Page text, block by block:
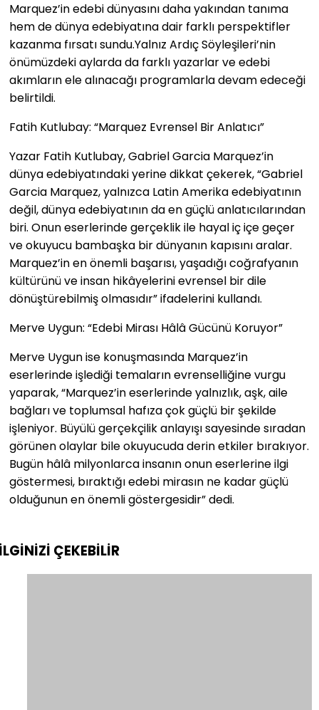
Marquez’in edebi dünyasını daha yakından tanıma
hem de dünya edebiyatına dair farklı perspektifler
kazanma fırsatı sundu.Yalnız Ardıç Söyleşileri’nin
önümüzdeki aylarda da farklı yazarlar ve edebi
akımların ele alınacağı programlarla devam edeceği
belirtildi.
Fatih Kutlubay: “Marquez Evrensel Bir Anlatıcı”
Yazar Fatih Kutlubay, Gabriel Garcia Marquez’in
dünya edebiyatındaki yerine dikkat çekerek, “Gabriel
Garcia Marquez, yalnızca Latin Amerika edebiyatının
değil, dünya edebiyatının da en güçlü anlatıcılarından
biri. Onun eserlerinde gerçeklik ile hayal iç içe geçer
ve okuyucu bambaşka bir dünyanın kapısını aralar.
Marquez’in en önemli başarısı, yaşadığı coğrafyanın
kültürünü ve insan hikâyelerini evrensel bir dile
dönüştürebilmiş olmasıdır” ifadelerini kullandı.
Merve Uygun: “Edebi Mirası Hâlâ Gücünü Koruyor”
Merve Uygun ise konuşmasında Marquez’in
eserlerinde işlediği temaların evrenselliğine vurgu
yaparak, “Marquez’in eserlerinde yalnızlık, aşk, aile
bağları ve toplumsal hafıza çok güçlü bir şekilde
işleniyor. Büyülü gerçekçilik anlayışı sayesinde sıradan
görünen olaylar bile okuyucuda derin etkiler bırakıyor.
Bugün hâlâ milyonlarca insanın onun eserlerine ilgi
göstermesi, bıraktığı edebi mirasın ne kadar güçlü
olduğunun en önemli göstergesidir” dedi.
ÇEKEBİLİR